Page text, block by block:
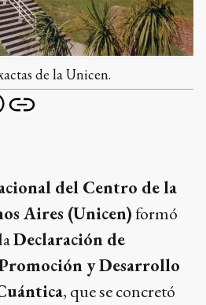
de la Unicen.
del Centro de la
Aires (Unicen)formó
Declaración de
y Desarrollo
, que se concretó